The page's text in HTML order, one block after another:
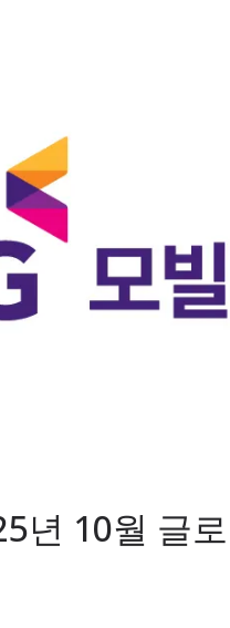
년 10월 글